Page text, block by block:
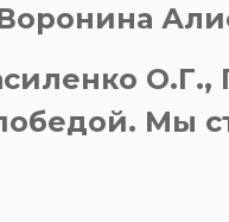
О.Г.,
Мы